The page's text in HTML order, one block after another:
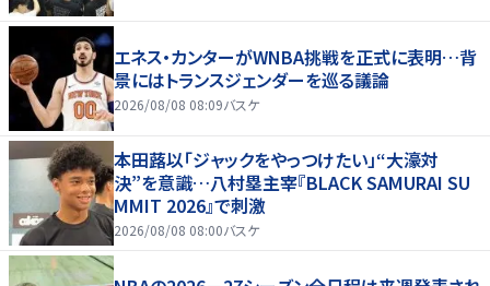
エネス・カンターがWNBA挑戦を正式に表明…背
景にはトランスジェンダーを巡る議論
2026/08/08 08:09バスケ
本田蕗以「ジャックをやっつけたい」“大濠対
決”を意識…八村塁主宰『BLACK SAMURAI SU
MMIT 2026』で刺激
2026/08/08 08:00バスケ